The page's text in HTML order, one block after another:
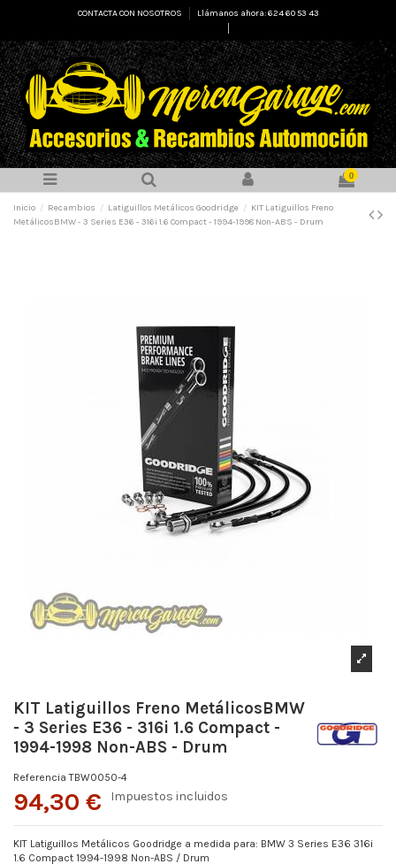
CONTACTA CON NOSOTROS
Llámanos ahora: 624 60 53 43
0
Inicio Recambios Latiguillos Metálicos Goodridge
KIT Latiguillos Freno
MetálicosBMW - 3 Series E36 - 316i 1.6 Compact - 1994-1998 Non-ABS - Drum
KIT Latiguillos Freno MetálicosBMW
- 3 Series E36 - 316i 1.6 Compact -
1994-1998 Non-ABS - Drum
Referencia TBW0050-4
94,30 € Impuestos incluidos
KIT Latiguillos Metálicos Goodridge a medida para: BMW 3 Series E36 316i
1.6 Compact 1994-1998 Non-ABS / Drum